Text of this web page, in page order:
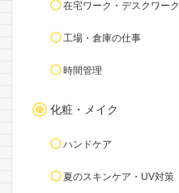
在宅ワーク・デスクワーク
工場・倉庫の仕事
時間管理
化粧・メイク
ハンドケア
夏のスキンケア・UV対策